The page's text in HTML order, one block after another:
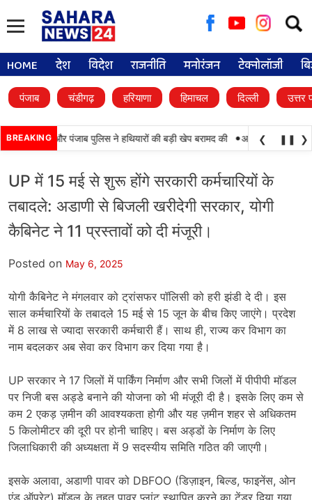
for:
HOME देश विदेश राजनीति मनोरंजन टेक्नोलॉजी
पंजाब चंडीगढ़ हरियाणा हिमाचल दिल्ली उत्तर
BREAKING
BSF और पंजाब पुलिस ने हथियारों की बड़ी खेप बरामद की • अमन अरोड़ा ने
❮ ❚❚ ❯
UP में 15 मई से शुरू होंगे सरकारी कर्मचारियों के
तबादले: अडाणी से बिजली खरीदेगी सरकार, योगी
कैबिनेट ने 11 प्रस्तावों को दी मंजूरी।
Posted on May 6, 2025
योगी कैबिनेट ने मंगलवार को ट्रांसफर पॉलिसी को हरी झंडी दे दी। इस
साल कर्मचारियों के तबादले 15 मई से 15 जून के बीच किए जाएंगे। प्रदेश
में 8 लाख से ज्यादा सरकारी कर्मचारी हैं। साथ ही, राज्य कर विभाग का
नाम बदलकर अब सेवा कर विभाग कर दिया गया है।
UP सरकार ने 17 जिलों में पार्किंग निर्माण और सभी जिलों में पीपीपी मॉडल
पर निजी बस अड्डे बनाने की योजना को भी मंजूरी दी है। इसके लिए कम से
कम 2 एकड़ ज़मीन की आवश्यकता होगी और यह ज़मीन शहर से अधिकतम
5 किलोमीटर की दूरी पर होनी चाहिए। बस अड्डों के निर्माण के लिए
जिलाधिकारी की अध्यक्षता में 9 सदस्यीय समिति गठित की जाएगी।
इसके अलावा, अडाणी पावर को DBFOO (डिज़ाइन, बिल्ड, फाइनेंस, ओन
एंड ऑपरेट) मॉडल के तहत पावर प्लांट स्थापित करने का टेंडर दिया गया